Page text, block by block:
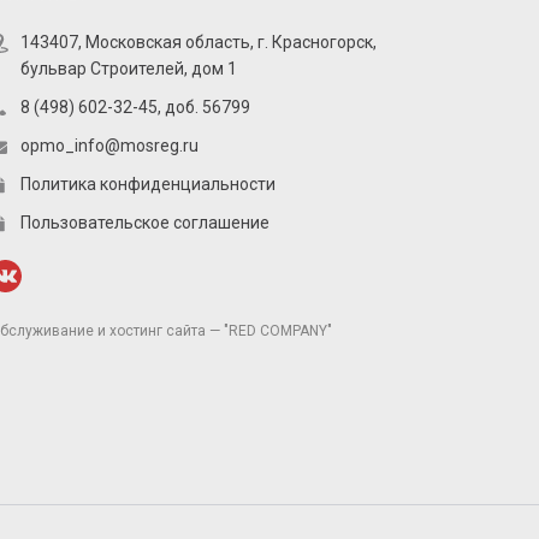
143407, Московская область, г. Красногорск,
бульвар Строителей, дом 1
8 (498) 602-32-45, доб. 56799
opmo_info@mosreg.ru
Политика конфиденциальности
Пользовательское соглашение
и хостинг сайта — "RED COMPANY"